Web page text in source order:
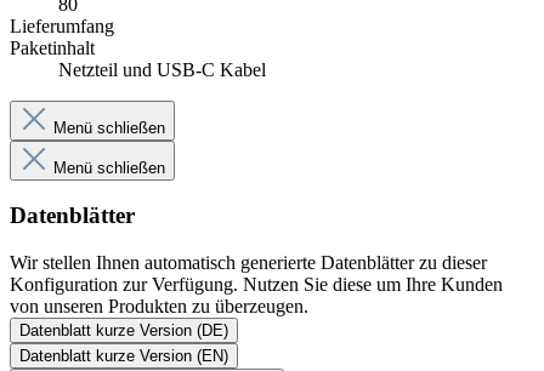
Lieferumfang
Paketinhalt
Netzteil und USB-C Kabel
Menü schließen
Menü schließen
Datenblätter
Wir stellen Ihnen automatisch generierte Datenblätter zu dieser
Konfiguration zur Verfügung. Nutzen Sie diese um Ihre Kunden
von unseren Produkten zu überzeugen.
Datenblatt kurze Version (DE)
Datenblatt kurze Version (EN)